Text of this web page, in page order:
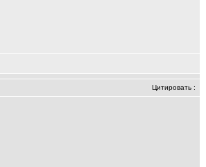
Цитировать :